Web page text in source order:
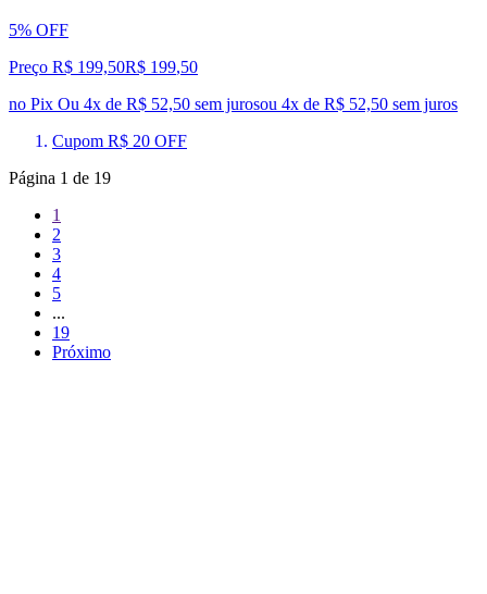
5% OFF
Preço R$ 199,50R$ 199,50
no Pix Ou 4x de R$ 52,50 sem jurosou 4x de R$ 52,50 sem juros
Cupom R$ 20 OFF
Página 1 de 19
1
2
3
4
5
...
19
Próximo